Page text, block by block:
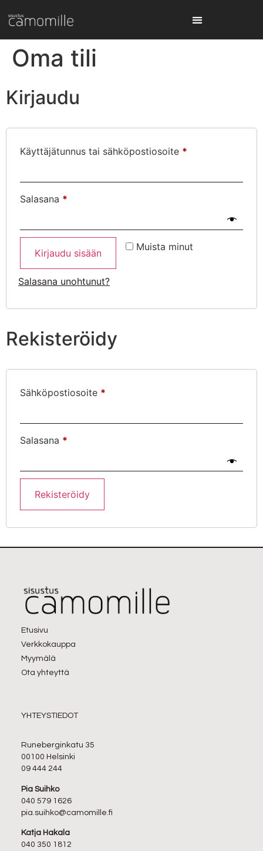
Oma tili
Kirjaudu
Käyttäjätunnus tai sähköpostiosoite *
Salasana *
Muista minut
Kirjaudu sisään
Salasana unohtunut?
Rekisteröidy
Sähköpostiosoite *
Salasana *
Rekisteröidy
Etusivu
Verkkokauppa
Myymälä
Ota yhteyttä
YHTEYSTIEDOT
Runeberginkatu 35
00100 Helsinki
09 444 244
Pia Suihko
040 579 1626
pia.suihko@camomille.fi
Katja Hakala
040 350 1812